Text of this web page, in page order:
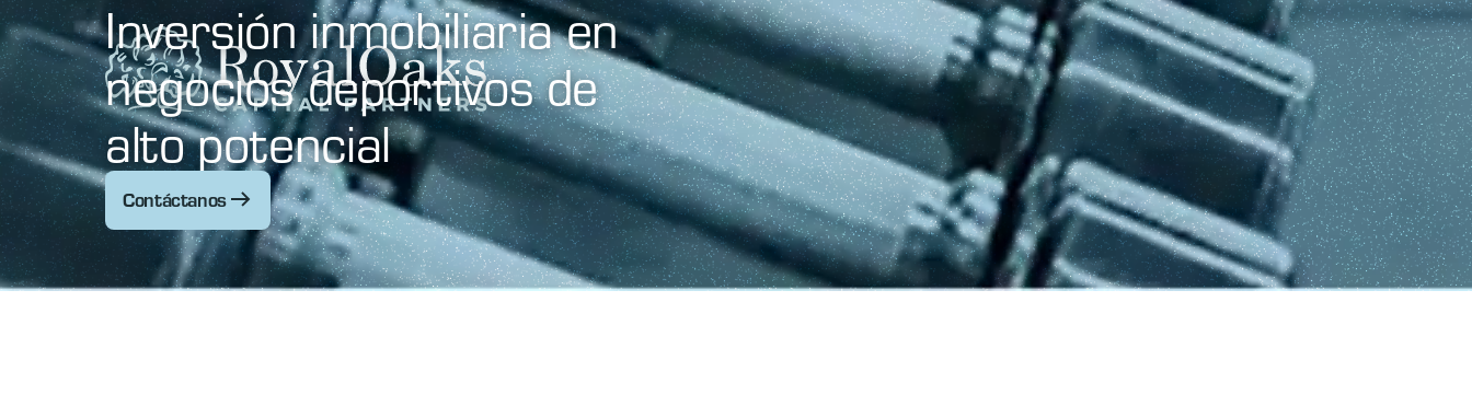
Inversión inmobiliaria en
negocios deportivos de
alto potencial
Contáctanos